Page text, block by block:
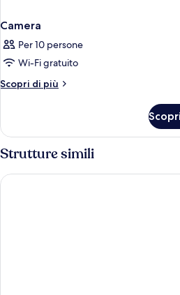
Camera
Per 10 persone
Wi-Fi gratuito
Scopri di più
Altri
Strutture simili
Princess Kamala Beachfront Hotel